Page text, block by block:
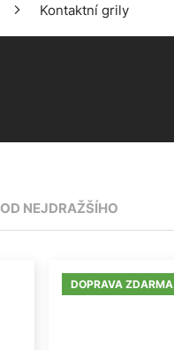
Kontaktní grily
OD NEJDRAŽŠÍHO
DOPRAVA ZDARMA